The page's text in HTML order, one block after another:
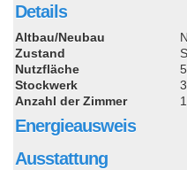
Details
Altbau/Neubau
Zustand
Nutzfläche
Stockwerk
3
Anzahl der Zimmer
1
Energieausweis
Ausstattung